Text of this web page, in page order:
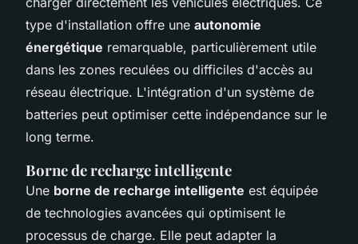
type d'installation offre une autonomie
énergétique remarquable, particulièrement utile
dans les zones reculées ou difficiles d'accès au
réseau électrique. L'intégration d'un système de
batteries peut optimiser cette indépendance sur le
long terme.
Borne de recharge intelligente
Une borne de recharge intelligente est équipée
de technologies avancées qui optimisent le
processus de charge. Elle peut adapter la